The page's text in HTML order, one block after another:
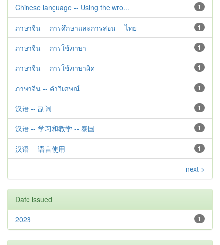
1
Chinese language -- Using the wro...
1
ภาษาจีน -- การศึกษาและการสอน -- ไทย
1
ภาษาจีน -- การใช้ภาษา
1
ภาษาจีน -- การใช้ภาษาผิด
1
ภาษาจีน -- คำวิเศษณ์
1
汉语 -- 副词
1
汉语 -- 学习和教学 -- 泰国
1
汉语 -- 语言使用
next >
Date issued
1
2023